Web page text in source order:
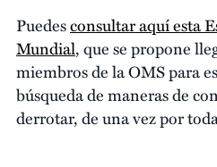
Puedesconsultar aquí esta
Mundial, que se propone
miembros de la OMS para
búsqueda de maneras de
derrotar, de una vez por